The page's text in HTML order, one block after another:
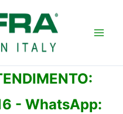
- WhatsApp: